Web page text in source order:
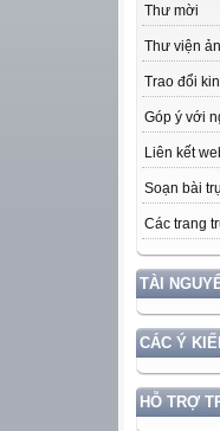
Thư mời
Thư viện
Trao đổi
Góp ý với
Liên kết
Soạn bài
Các trang
TÀI
CÁC Ý
HỖ TRỢ